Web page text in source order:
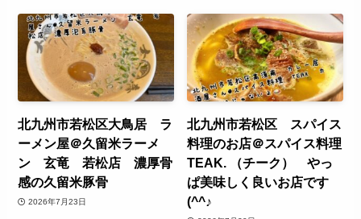
北九州市若松区大鳥居 ラ
ーメン屋＠久留米ラーメ
ン 玄竜 若松店 濃厚骨
感の久留米豚骨
2026年7月23日
北九州市若松区 スパイス
料理のお店＠スパイス料理
TEAK. （チーク） やっ
ぱ美味しく良いお店です
(^^♪